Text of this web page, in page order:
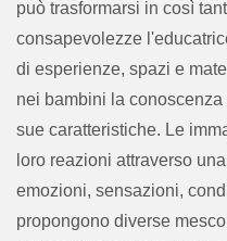
può trasformarsi in così
consapevolezze
di esperienze, spazi e
nei bambini la
sue caratteristiche. Le
loro reazioni attraverso
emozioni, sensazioni,
propongono diverse